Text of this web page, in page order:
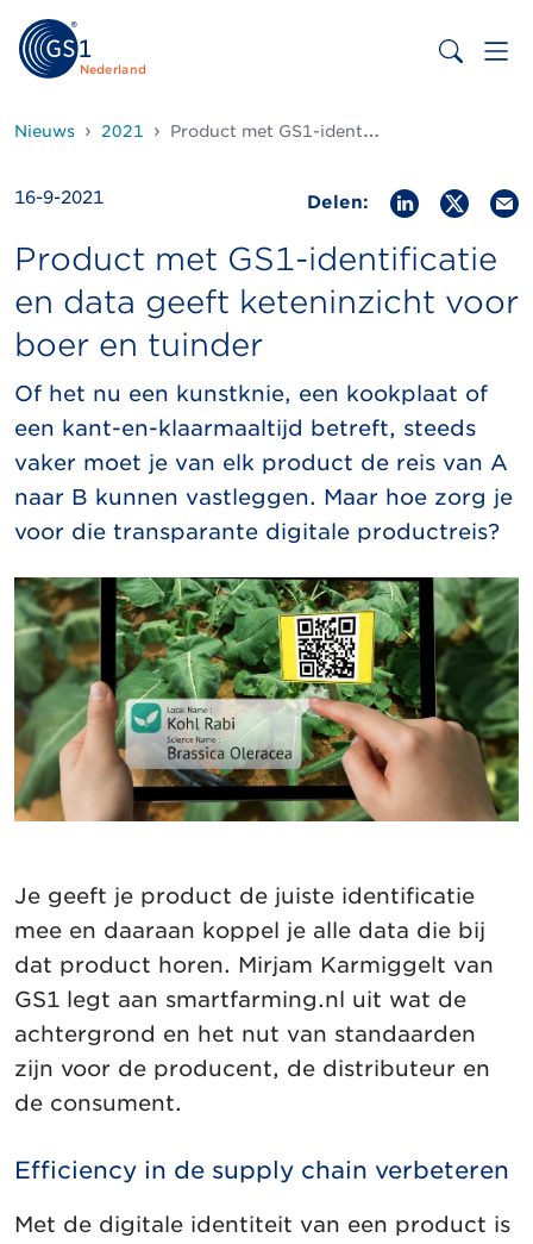
Nederland
Nieuws 2021 Product met GS1-identificatie en data geeft keteninzicht voor boer en tuinder
16-9-2021 Delen:
Product met GS1-identificatie
en data geeft keteninzicht voor
boer en tuinder
Of het nu een kunstknie, een kookplaat of
een kant-en-klaarmaaltijd betreft, steeds
vaker moet je van elk product de reis van A
naar B kunnen vastleggen. Maar hoe zorg je
voor die transparante digitale productreis?
Je geeft je product de juiste identificatie
mee en daaraan koppel je alle data die bij
dat product horen. Mirjam Karmiggelt van
GS1 legt aan smartfarming.nl uit wat de
achtergrond en het nut van standaarden
zijn voor de producent, de distributeur en
de consument.
Efficiency in de supply chain verbeteren
Met de digitale identiteit van een product is